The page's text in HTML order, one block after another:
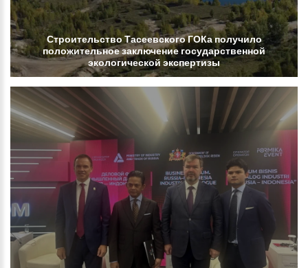
СтроительствоТасеевскогоГОКаполучило
положительноезаключениегосударственной
экологической экспертизы